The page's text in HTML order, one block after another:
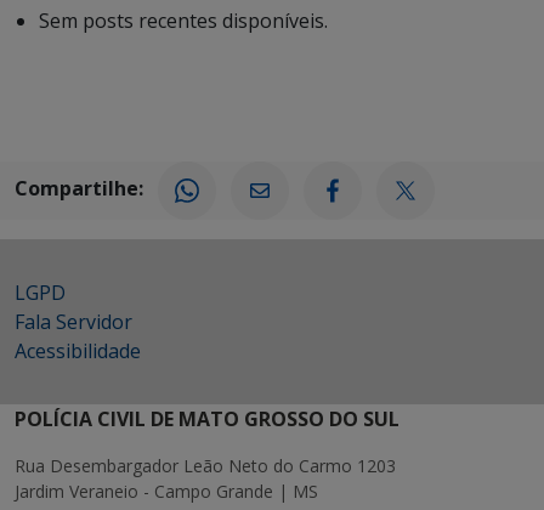
Sem posts recentes disponíveis.
Compartilhe:
LGPD
Fala Servidor
Acessibilidade
POLÍCIA CIVIL DE MATO GROSSO DO SUL
Rua Desembargador Leão Neto do Carmo 1203
Jardim Veraneio - Campo Grande | MS